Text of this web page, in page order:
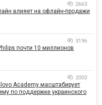
2663
влияет на офлайн-продажи
3196
почти 10 миллионов
2003
Academy масштабирует
по поддержке украинского